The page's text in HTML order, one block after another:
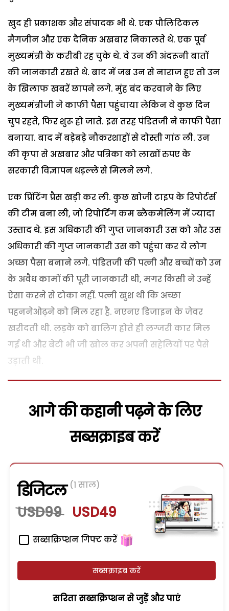
खुद ही प्रकाशक और संपादक भी थे. एक पौलिटिकल
मैगजीन और एक दैनिक अखबार निकालते थे. एक पूर्व
मुख्यमंत्री के करीबी रह चुके थे. वे उन की अंदरूनी बातों
की जानकारी रखते थे. बाद में जब उन से नाराज हुए तो उन
के खिलाफ खबरें छापने लगे. मुंह बंद करवाने के लिए
मुख्यमंत्रीजी ने काफी पैसा पहुंचाया लेकिन वे कुछ दिन
चुप रहते, फिर शुरू हो जाते. इस तरह पंडितजी ने काफी पैसा
बनाया. बाद में बड़ेबड़े नौकरशाहों से दोस्ती गांठ ली. उन
की कृपा से अखबार और पत्रिका को लाखों रुपए के
सरकारी विज्ञापन धड़ल्ले से मिलने लगे.
एक प्रिंटिंग प्रैस खड़ी कर ली. कुछ खोजी टाइप के रिपोर्टर्स
की टीम बना ली, जो रिपोर्टिंग कम ब्लैकमेलिंग में ज्यादा
उस्ताद थे. इस अधिकारी की गुप्त जानकारी उस को और उस
अधिकारी की गुप्त जानकारी उस को पहुंचा कर ये लोग
अच्छा पैसा बनाने लगे. पंडितजी की पत्नी और बच्चों को उन
के अवैध कामों की पूरी जानकारी थी, मगर किसी ने उन्हें
ऐसा करने से टोका नहीं. पत्नी खुश थी कि अच्छा
पहननेओढ़ने को मिल रहा है. नएनए डिजाइन के जेवर
खरीदती थी. लड़के को बालिग होते ही लग्जरी कार मिल
गई थी और बेटी भी जी खोल कर अपनी सहेलियों पर पैसे
उड़ाती थी.
आगे की कहानी पढ़ने के लिए
सब्सक्राइब करें
डिजिटल (1 साल)
USD99 USD49
सब्सक्रिप्शन गिफ्ट करें
सब्सक्राइब करें
सरिता सब्सक्रिप्शन से जुड़ेें और पाएं